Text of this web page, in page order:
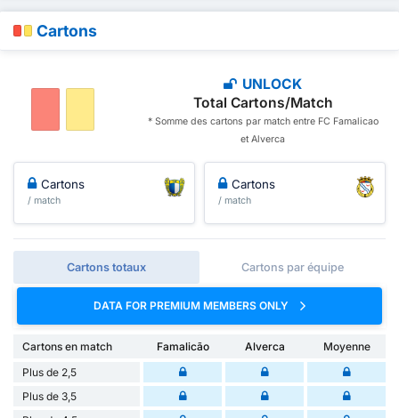
Cartons
UNLOCK
Total Cartons/Match
* Somme des cartons par match entre FC Famalicao
et Alverca
Cartons
/ match
Cartons
/ match
Cartons totaux Cartons par équipe
DATA FOR PREMIUM MEMBERS ONLY
Cartons en match Famalicão Alverca
Moyenne
Plus de 2,5
Plus de 3,5